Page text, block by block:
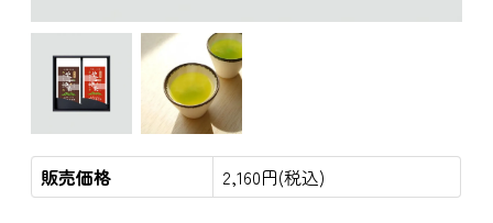
販売価格 2,160円(税込)